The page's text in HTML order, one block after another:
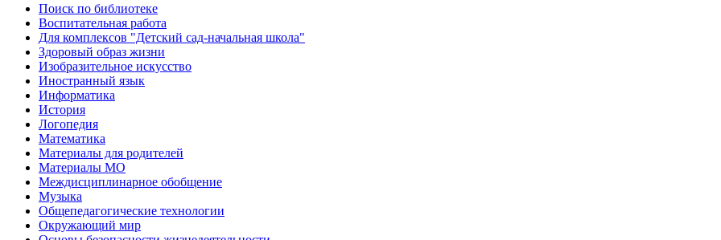
Поиск по библиотеке
Воспитательная работа
Для комплексов "Детский сад-начальная школа"
Здоровый образ жизни
Изобразительное искусство
Иностранный язык
Информатика
История
Логопедия
Математика
Материалы для родителей
Материалы МО
Междисциплинарное обобщение
Музыка
Общепедагогические технологии
Окружающий мир